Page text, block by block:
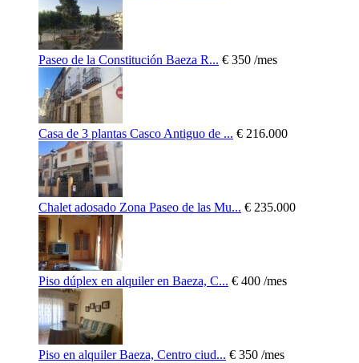
Paseo de la Constitución Baeza R... € 350 /mes
Casa de 3 plantas Casco Antiguo de ... € 216.000
Chalet adosado Zona Paseo de las Mu... € 235.000
Piso dúplex en alquiler en Baeza, C... € 400 /mes
Piso en alquiler Baeza, Centro ciud... € 350 /mes